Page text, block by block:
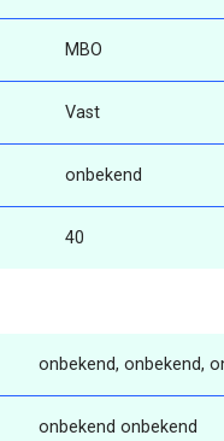
MBO
Vast
onbekend
40
onbekend, onbekend,
onbekend onbekend